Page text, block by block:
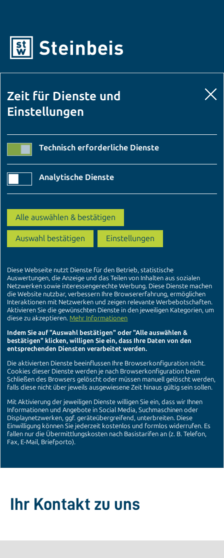
Ihr Kontakt zu uns